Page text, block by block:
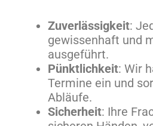
Zuverlässigkeit:
gewissenhaft und
ausgeführt.
Pünktlichkeit: Wir
Termine ein und
Abläufe.
Sicherheit: Ihre